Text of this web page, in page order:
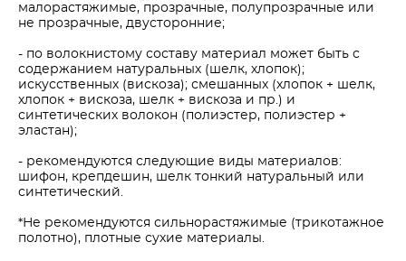
малорастяжимые, прозрачные, полупрозрачные или
не прозрачные, двусторонние;
- по волокнистому составу материал может быть с
содержанием натуральных (шелк, хлопок);
искусственных (вискоза); смешанных (хлопок + шелк,
хлопок + вискоза, шелк + вискоза и пр.) и
синтетических волокон (полиэстер, полиэстер +
эластан);
- рекомендуются следующие виды материалов:
шифон, крепдешин, шелк тонкий натуральный или
синтетический.
*Не рекомендуются сильнорастяжимые (трикотажное
полотно), плотные сухие материалы.